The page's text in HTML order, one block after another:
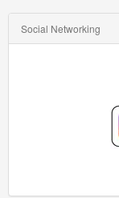
Social Networking